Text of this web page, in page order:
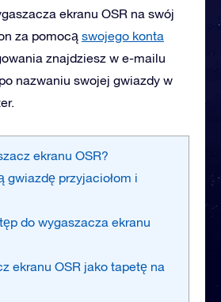
ekranu OSR na swój
za pomocą swojego konta
znajdziesz w e-mailu
nazwaniu swojej gwiazdy w
ekranu OSR?
gwiazdę przyjaciołom i
do wygaszacza ekranu
ekranu OSR jako tapetę na